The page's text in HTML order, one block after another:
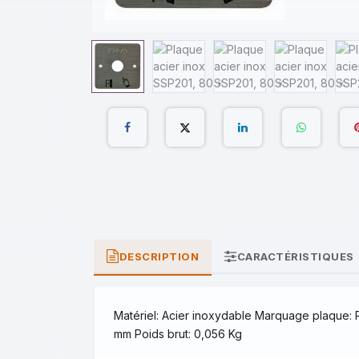
DESCRIPTION CARACTÉRISTIQUES
Matériel: Acier inoxydable Marquage plaque:
mm Poids brut: 0,056 Kg